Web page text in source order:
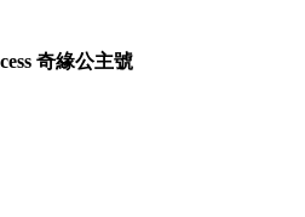
奇緣公主號